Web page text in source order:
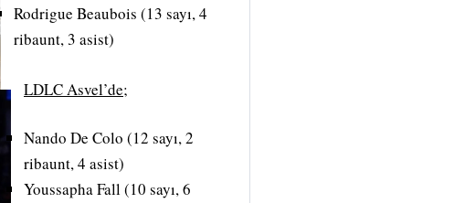
Rodrigue Beaubois (13 sayı, 4
ribaunt, 3 asist)
LDLC Asvel’de;
Nando De Colo (12 sayı, 2
ribaunt, 4 asist)
Youssapha Fall (10 sayı, 6